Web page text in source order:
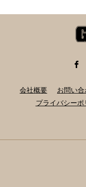
会社概要 お問い
プライバシーポ